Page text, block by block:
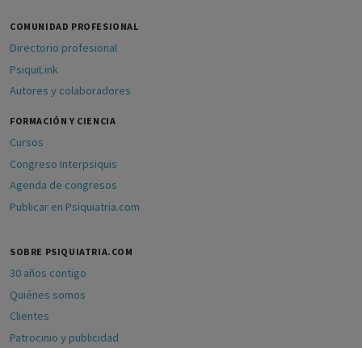
COMUNIDAD PROFESIONAL
Directorio profesional
PsiquiLink
Autores y colaboradores
FORMACIÓN Y CIENCIA
Cursos
Congreso Interpsiquis
Agenda de congresos
Publicar en Psiquiatria.com
SOBRE PSIQUIATRIA.COM
30 años contigo
Quiénes somos
Clientes
Patrocinio y publicidad